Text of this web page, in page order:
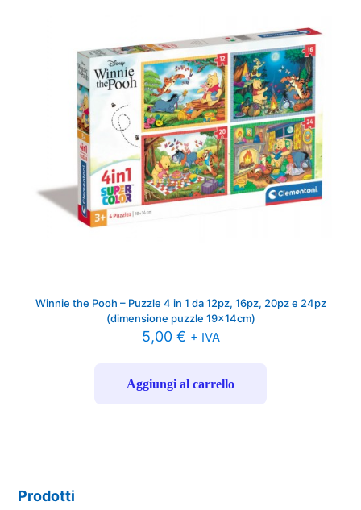
Prodotti
Winnie the Pooh – Puzzle 4 in 1 da 12pz, 16pz, 20pz e 24pz
(dimensione puzzle 19x14cm)
5,00 € + IVA
Aggiungi al carrello